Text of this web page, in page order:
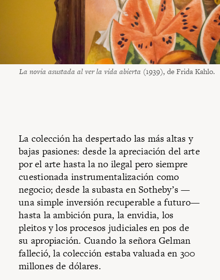
La novia asustada al ver la vida abierta (1939), de Frida Kahlo.
La colección ha despertado las más altas y
bajas pasiones: desde la apreciación del arte
por el arte hasta la no ilegal pero siempre
cuestionada instrumentalización como
negocio; desde la subasta en Sotheby’s —
una simple inversión recuperable a futuro—
hasta la ambición pura, la envidia, los
pleitos y los procesos judiciales en pos de
su apropiación. Cuando la señora Gelman
falleció, la colección estaba valuada en 300
millones de dólares.